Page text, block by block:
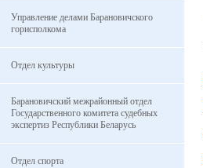
Управление делами Барановичского
горисполкома
Отдел культуры
Барановичский межрайонный отдел
Государственного комитета судебных
экспертиз Республики Беларусь
Отдел спорта